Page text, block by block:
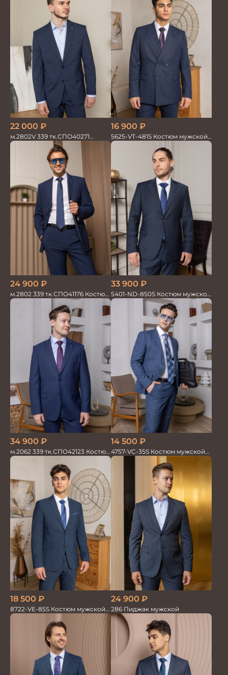
22 000 ₽
м.2802V 339 тк.СПО40271
Костюм мужской
16 900 ₽
5625-VT-481S Костюм мужской
двойка
24 900 ₽
м.2802 339 тк.СПО41176 Костюм
мужской
33 900 ₽
5401-ND-850S Костюм мужской
двойка
34 900 ₽
м.2062 339 тк.СПО42123 Костюм
мужской однотон красивый
14 500 ₽
4757-VC-35S Костюм мужской
двойка
18 500 ₽
8722-VE-85S Костюм мужской
двойка
24 900 ₽
286 Пиджак мужской